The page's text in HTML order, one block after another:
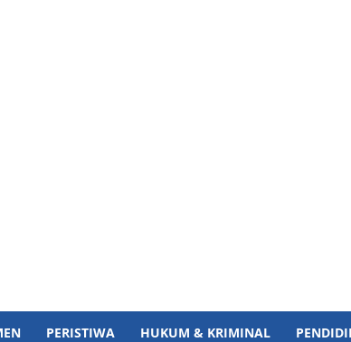
PERISTIWA HUKUM & KRIMINAL